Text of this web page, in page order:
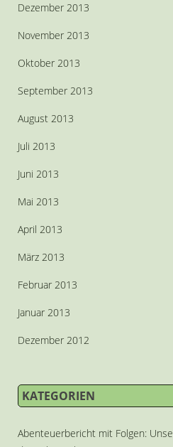
Dezember 2013
November 2013
Oktober 2013
September 2013
August 2013
Juli 2013
Juni 2013
Mai 2013
April 2013
März 2013
Februar 2013
Januar 2013
Dezember 2012
KATEGORIEN
Abenteuerbericht mit Folgen: